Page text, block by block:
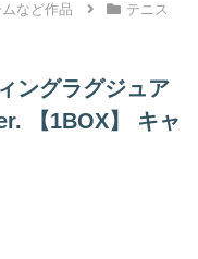
など作品
テニス
ングラグジュア
【1BOX】 キャ